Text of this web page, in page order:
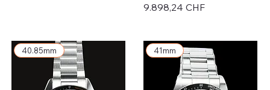
Preis
9.898,24 CHF
40.85mm 41mm